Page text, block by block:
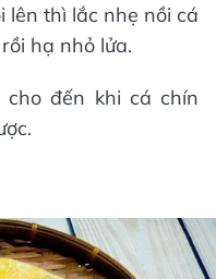
lên thì lắc nhẹ nồi cá
hạ nhỏ lửa.
đến khi cá chín